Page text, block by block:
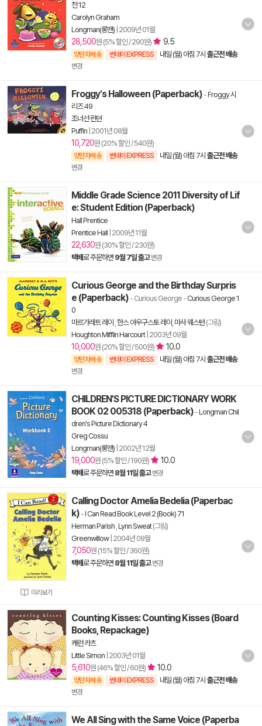
전 12
Carolyn Graham
Longman(롱맨) 2009년 01월
28,500원 (5% 할인 / 290원) 9.5
양탄자배송 썬데이 EXPRESS 내일 (월) 아침 7시 출근전 배송
변경
Froggy's Halloween (Paperback) -Froggy 시
리즈 49
조너선 런던
Puffin 2001년 08월
10,720원 (20% 할인 / 540원)
양탄자배송 썬데이 EXPRESS 내일 (월) 아침 7시 출근전 배송
변경
Middle Grade Science 2011 Diversity of Lif
e: Student Edition (Paperback)
Hall Prentice
Prentice Hall 2009년 11월
22,630원 (30% 할인 / 230원)
택배로 주문하면 9월 7일 출고 변경
Curious George and the Birthday Surpris
e (Paperback) - Curious George -Curious George 1
0
마르가레트 레이 한스 아우구스토 레이 마사 웨스턴 (그림)
Houghton Mifflin Harcourt| 2003년 09월
10,000원 (20% 할인 / 500원) 10.0
양탄자배송 썬데이 EXPRESS 내일 (월) 아침 7시 출근전 배송
변경
CHILDREN'S PICTURE DICTIONARY WORK
BOOK 02 005318 (Paperback) -Longman Chil
dren's Picture Dictionary 4
Greg Cossu
Longman(롱맨) 2002년 12월
19,000원 (5% 할인 / 190원) 10.0
택배로 주문하면 8월 11일 출고 변경
미리보기
Calling Doctor Amelia Bedelia (Paperbac
k) -I Can Read Book Level 2 (Book) 71
Herman Parish Lynn Sweat(그림)
Greenwillow| 2004년 09월
7,050원 (15% 할인 / 360원)
택배로 주문하면 8월 11일 출고 변경
Counting Kisses: Counting Kisses (Board
Books, Repackage)
캐런 카츠
Little Simon 2003년 01월
5,610원 (46% 할인 / 60원) 10.0
양탄자배송 썬데이 EXPRESS 내일 (월) 아침 7시 출근전 배송
변경
We All Sing with the Same Voice (Paperba